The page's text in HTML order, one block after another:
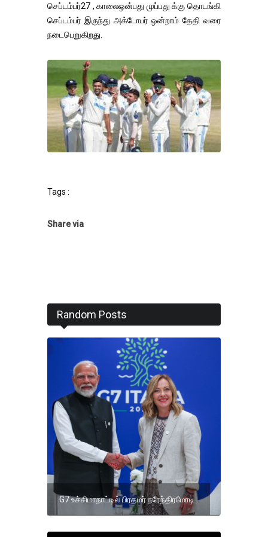
செப்டம்பர்27 , காலைஒன்பது முப்பது க்கு தொடங்கி
செப்டம்பர் இருந்து அக்டோபர் ஒன்றாம் தேதி வரை
நடைபெறுகிறது.
Tags :
Share via
Random Posts
G7 உச்சிமாநாட்டில் பிரதமர் நரேந்திரமோடி .